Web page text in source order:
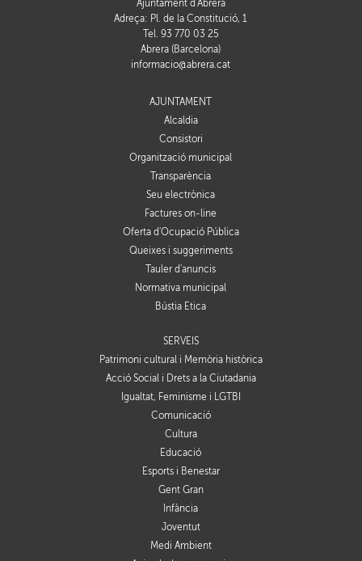
Ajuntament d'Abrera
Adreça: Pl. de la Constitució, 1
Tel. 93 770 03 25
Abrera (Barcelona)
informacio@abrera.cat
AJUNTAMENT
Alcaldia
Consistori
Organització municipal
Transparència
Seu electrònica
Factures on-line
Oferta d'Ocupació Pública
Queixes i suggeriments
Tauler d'anuncis
Normativa municipal
Bústia Ètica
SERVEIS
Patrimoni cultural i Memòria històrica
Acció Social i Drets a la Ciutadania
Igualtat, Feminisme i LGTBI
Comunicació
Cultura
Educació
Esports i Benestar
Gent Gran
Infància
Joventut
Medi Ambient